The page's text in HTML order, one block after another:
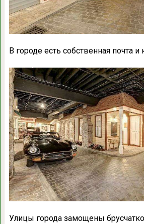
В городе есть собственная почта и
Улицы города замощены